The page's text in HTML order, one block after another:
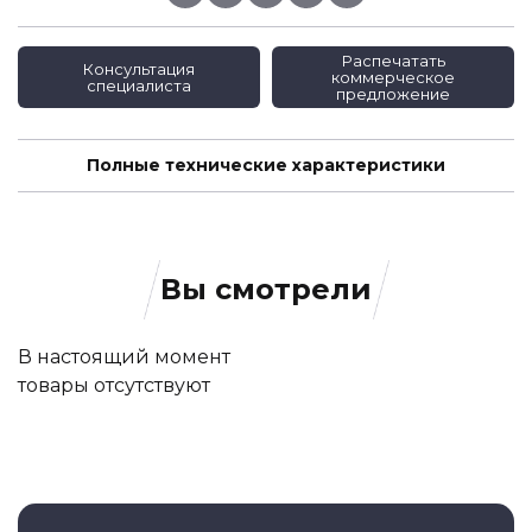
Консультация
специалиста
Распечатать
коммерческое
предложение
Полные технические характеристики
Вы смотрели
В настоящий момент
товары отсутствуют